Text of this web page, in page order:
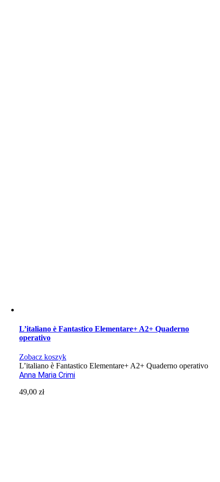
L’italiano è Fantastico Elementare+ A2+ Quaderno
operativo
Zobacz koszyk
L’italiano è Fantastico Elementare+ A2+ Quaderno operativo
Anna Maria Crimi
49,00zł